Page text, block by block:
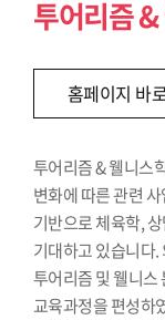
투어리즘
홈페이지 바
투어리즘 & 웰니스
변화에 따른 관련
기반으로 체육학,
기대하고 있습니다
투어리즘 및 웰니스
교육과정을 편성하